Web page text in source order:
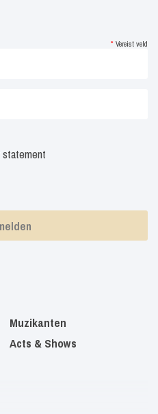
* Vereist veld
Muzikanten
Acts & Shows